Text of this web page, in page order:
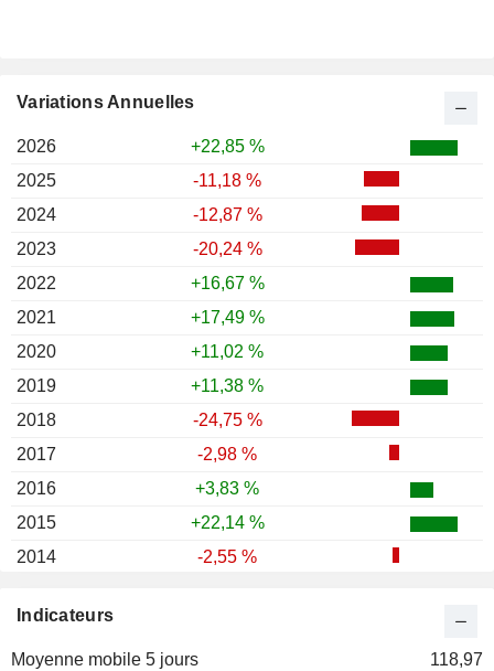
Indicateurs
Moyenne mobile 5 jours
118,97
Variations Annuelles
2026
+22,85 %
2025
-11,18 %
2024
-12,87 %
2023
-20,24 %
2022
+16,67 %
2021
+17,49 %
2020
+11,02 %
2019
+11,38 %
2018
-24,75 %
2017
-2,98 %
2016
+3,83 %
2015
+22,14 %
2014
-2,55 %
2012
2011
+19,07 %